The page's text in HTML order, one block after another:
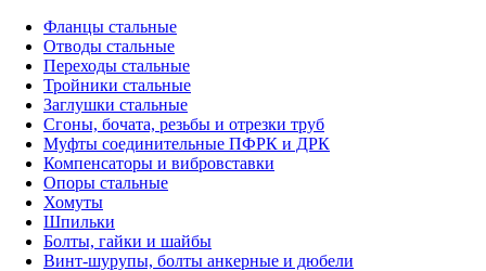
Фланцы стальные
Отводы стальные
Переходы стальные
Тройники стальные
Заглушки стальные
Сгоны, бочата, резьбы и отрезки труб
Муфты соединительные ПФРК и ДРК
Компенсаторы и вибровставки
Опоры стальные
Хомуты
Шпильки
Болты, гайки и шайбы
Винт-шурупы, болты анкерные и дюбели